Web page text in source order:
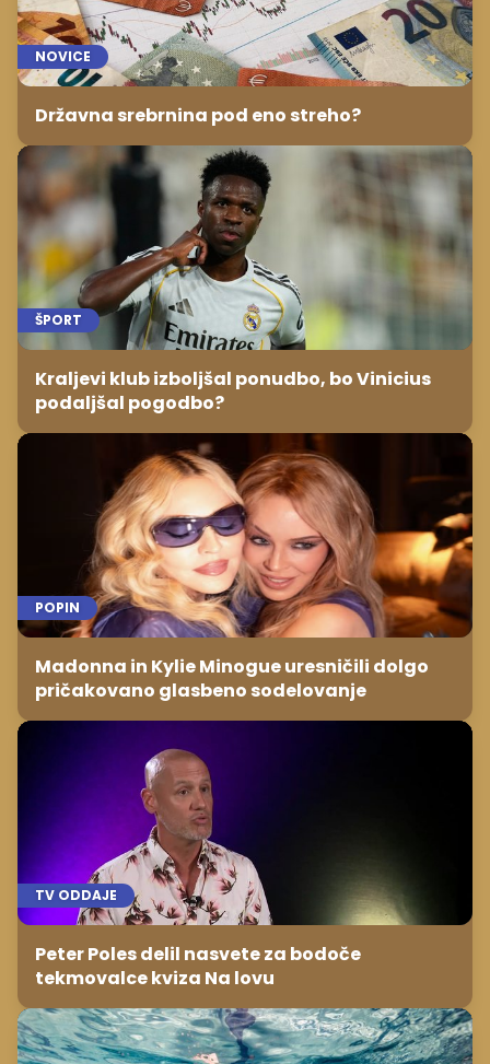
NOVICE
Državna srebrnina pod eno streho?
ŠPORT
Kraljevi klub izboljšal ponudbo, bo Vinicius
podaljšal pogodbo?
POPIN
Madonna in Kylie Minogue uresničili dolgo
pričakovano glasbeno sodelovanje
TV ODDAJE
Peter Poles delil nasvete za bodoče
tekmovalce kviza Na lovu